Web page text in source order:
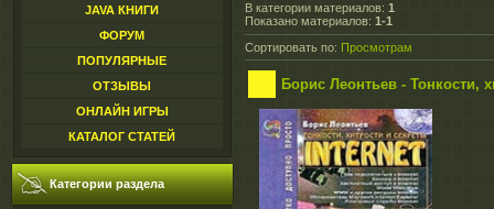
JAVA КНИГИ
ФОРУМ
ПОПУЛЯРНЫЕ
ОТЗЫВЫ
ОНЛАЙН ИГРЫ
КАТАЛОГ СТАТЕЙ
Категории раздела
В категории материалов: 1
Показано материалов: 1-1
Сортировать по: Просмотрам
Борис Леонтьев - Тонкости,